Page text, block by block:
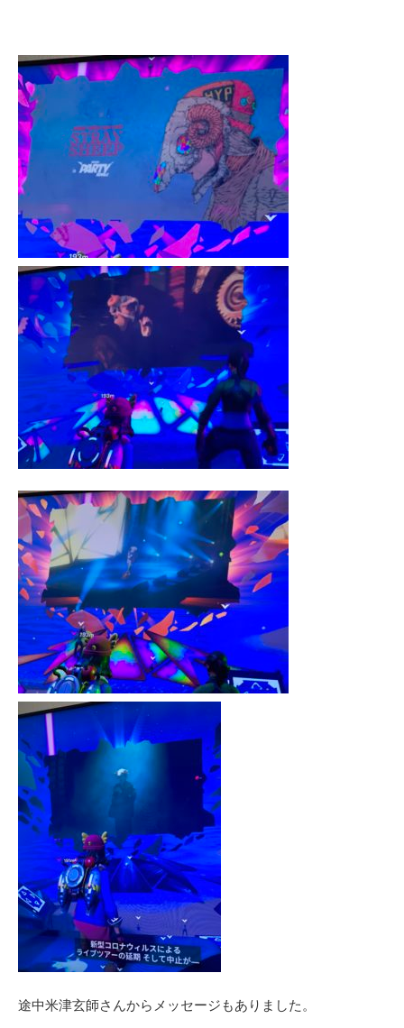
途中米津玄師さんからメッセージもありました。